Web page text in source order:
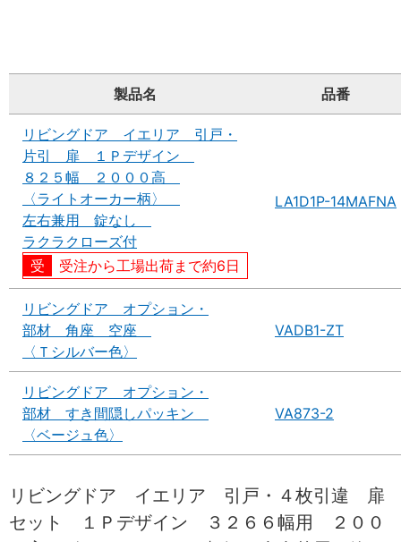
製品名 品番
リビングドア イエリア 引戸・
片引 扉 １Ｐデザイン
８２５幅 ２０００高
〈ライトオーカー柄〉
左右兼用 錠なし
ラクラクローズ付
受注から工場出荷まで約6日
LA1D1P-14MAFNA
リビングドア オプション・
部材 角座 空座
〈Ｔシルバー色〉
VADB1-ZT
リビングドア オプション・
部材 すき間隠しパッキン
〈ベージュ色〉
VA873-2
リビングドア イエリア 引戸・４枚引違 扉
セット １Ｐデザイン ３２６６幅用 ２００